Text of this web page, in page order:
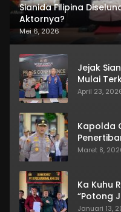
Sianida Filipina
Aktornya?
Mei 6, 2026
Jejak
Mulai
April 23,
Kapolda
Maret 8,
Ka Kuhu
“Potong
Januari 13,